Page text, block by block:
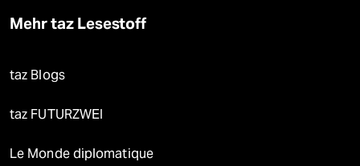
Mehr taz Lesestoff
taz Blogs
taz FUTURZWEI
Le Monde diplomatique